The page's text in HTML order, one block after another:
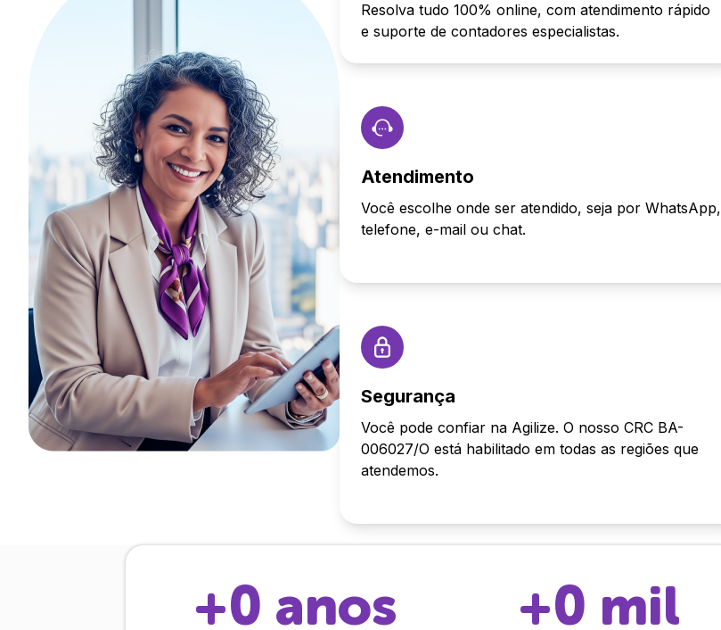
Resolva tudo 100% online, com atendimento rápido
e suporte de contadores especialistas.
Atendimento
Você escolhe onde ser atendido, seja por WhatsApp,
telefone, e-mail ou chat.
Segurança
Você pode confiar na Agilize. O nosso CRC BA-
006027/O está habilitado em todas as regiões que
atendemos.
+0 anos +0 mil